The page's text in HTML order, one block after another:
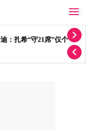
翔反问“你为何还不签